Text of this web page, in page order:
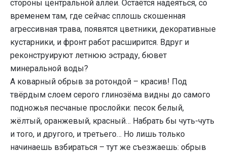
стороны центральной аллеи. Остаётся надеяться, со
временем там, где сейчас сплошь скошенная
агрессивная трава, появятся цветники, декоративные
кустарники, и фронт работ расширится. Вдруг и
реконструируют летнюю эстраду, бювет
минеральной воды?
А коварный обрыв за ротондой – красив! Под
твёрдым слоем серого глинозёма видны до самого
подножья песчаные прослойки: песок белый,
жёлтый, оранжевый, красный… Набрать бы чуть-чуть
и того, и другого, и третьего… Но лишь только
начинаешь взбираться – тут же съезжаешь: обрыв